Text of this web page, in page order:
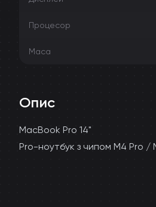
Процесор
Маса
Опис
MacBook Pro 14"
Pro-ноутбук з чипом M4 Pro /